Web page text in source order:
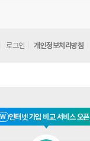
인터넷 가입 비교 서비스 오픈
로그인 개인정보처리방침